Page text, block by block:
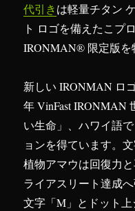
代引きは軽量チタン
ト ロゴを備えたこプ
IRONMAN® 限定版を
新しい IRONMAN ロ
年 VinFast IRONMAN
い生命」、ハワイ語
ョンを得ています。
植物アマウは回復力
ライアスリート達成
文字「M」とドット